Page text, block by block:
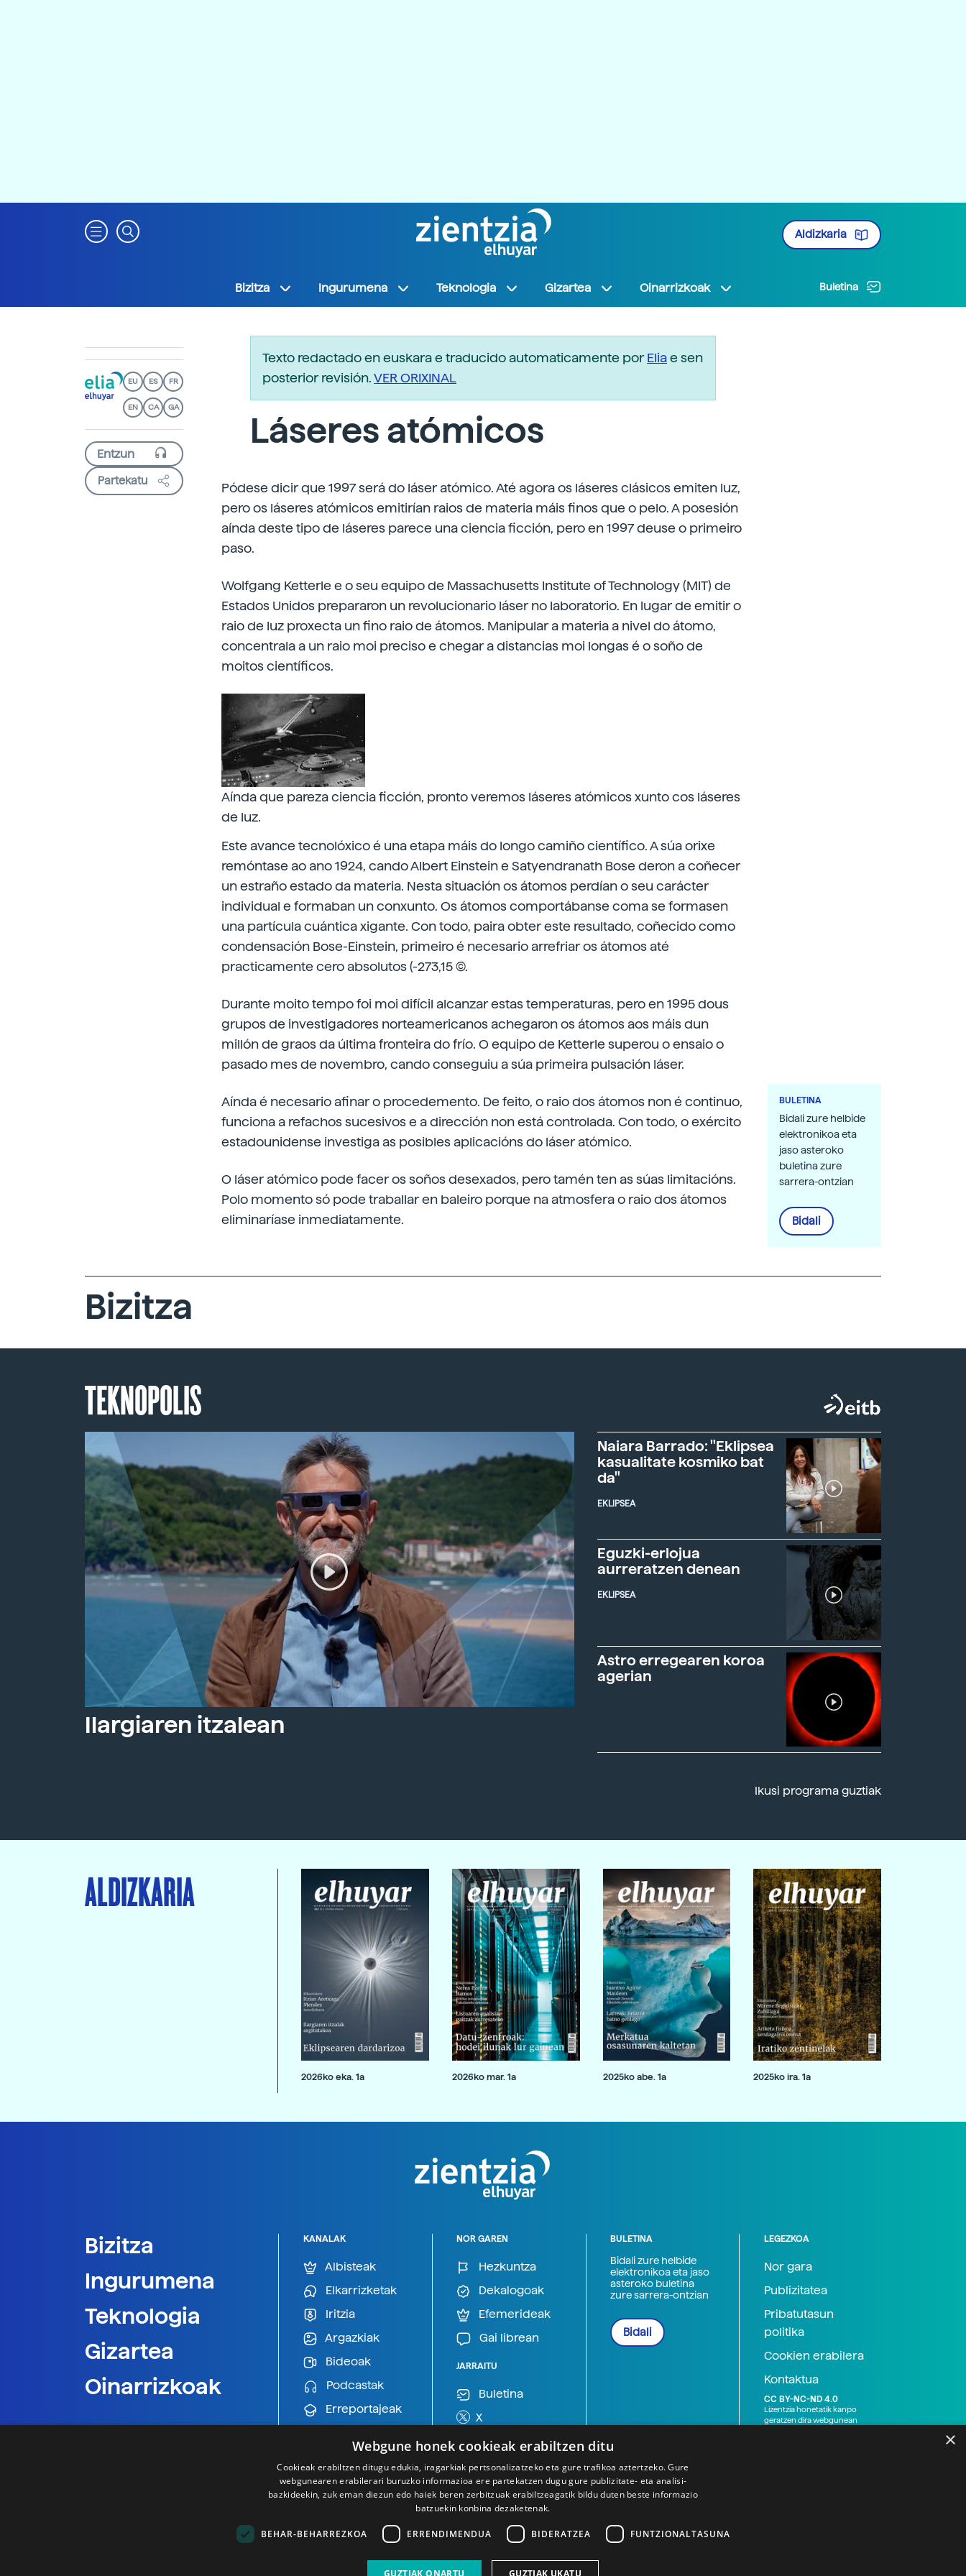
Aldizkaria
Bizitza Ingurumena Teknologia Gizartea Oinarrizkoak Buletina
EU ES FR
EN CA GA
Partekatu
Texto redactado en euskara e traducido automaticamente porEliae sen
posterior revisión.VER ORIXINAL
Láseres atómicos
Pódese dicir que 1997 será do láser atómico. Até agora os láseres clásicos emiten luz,
pero os láseres atómicos emitirían raios de materia máis finos que o pelo. A posesión
aínda deste tipo de láseres parece una ciencia ficción, pero en 1997 deuse o primeiro
paso.
Wolfgang Ketterle e o seu equipo de Massachusetts Institute of Technology (MIT) de
Estados Unidos prepararon un revolucionario láser no laboratorio. En lugar de emitir o
raio de luz proxecta un fino raio de átomos. Manipular a materia a nivel do átomo,
concentrala a un raio moi preciso e chegar a distancias moi longas é o soño de
moitos científicos.
Aínda que pareza ciencia ficción, pronto veremos láseres atómicos xunto cos láseres
de luz.
Este avance tecnolóxico é una etapa máis do longo camiño científico. A súa orixe
remóntase ao ano 1924, cando Albert Einstein e Satyendranath Bose deron a coñecer
un estraño estado da materia. Nesta situación os átomos perdían o seu carácter
individual e formaban un conxunto. Os átomos comportábanse coma se formasen
una partícula cuántica xigante. Con todo, paira obter este resultado, coñecido como
condensación Bose-Einstein, primeiro é necesario arrefriar os átomos até
practicamente cero absolutos (-273,15 (C).
Durante moito tempo foi moi difícil alcanzar estas temperaturas, pero en 1995 dous
grupos de investigadores norteamericanos achegaron os átomos aos máis dun
millón de graos da última fronteira do frío. O equipo de Ketterle superou o ensaio o
pasado mes de novembro, cando conseguiu a súa primeira pulsación láser.
Aínda é necesario afinar o procedemento. De feito, o raio dos átomos non é continuo,
funciona a refachos sucesivos e a dirección non está controlada. Con todo, o exército
estadounidense investiga as posibles aplicacións do láser atómico.
O láser atómico pode facer os soños desexados, pero tamén ten as súas limitacións.
Polo momento só pode traballar en baleiro porque na atmosfera o raio dos átomos
eliminaríase inmediatamente.
BULETINA
Bidali zure helbide
elektronikoa eta
jaso asteroko
buletina zure
sarrera-ontzian
Bidali
Bizitza
TEKNOPOLIS
Ilargiaren itzalean
Naiara Barrado: "Eklipsea
kasualitate kosmiko bat
da"
EKLIPSEA
Eguzki-erlojua
aurreratzen denean
EKLIPSEA
Astro erregearen koroa
agerian
Ikusi programa guztiak
ALDIZKARIA
2026ko eka. 1a 2026ko mar. 1a 2025ko abe. 1a 2025ko ira. 1a
Bizitza
Ingurumena
Teknologia
Gizartea
Oinarrizkoak
KANALAK
Albisteak
Elkarrizketak
Iritzia
Argazkiak
Bideoak
Podcastak
Erreportajeak
NOR GAREN
Hezkuntza
Dekalogoak
Efemerideak
Gai librean
JARRAITU
Buletina
X
BlueSky
Mastodon
Telegram
BULETINA
Bidali zure helbide
elektronikoa eta jaso
asteroko buletina
zure sarrera-ontzian
Bidali
LEGEZKOA
Nor gara
Publizitatea
Pribatutasun
politika
Cookien erabilera
Kontaktua
CC BY-NC-ND 4.0
Lizentzia honetatik kanpo
geratzen dira webgunean
×
Webgune honek cookieak erabiltzen ditu
Cookieak erabiltzen ditugu edukia, iragarkiak pertsonalizatzeko eta gure trafikoa aztertzeko. Gure
webgunearen erabilerari buruzko informazioa ere partekatzen dugu gure publizitate- eta analisi-
bazkideekin, zuk eman diezun edo haiek beren zerbitzuak erabiltzeagatik bildu duten beste informazio
batzuekin konbina dezaketenak.
BEHAR-BEHARREZKOA ERRENDIMENDUA BIDERATZEA FUNTZIONALTASUNA
GUZTIAK ONARTU GUZTIAK UKATU